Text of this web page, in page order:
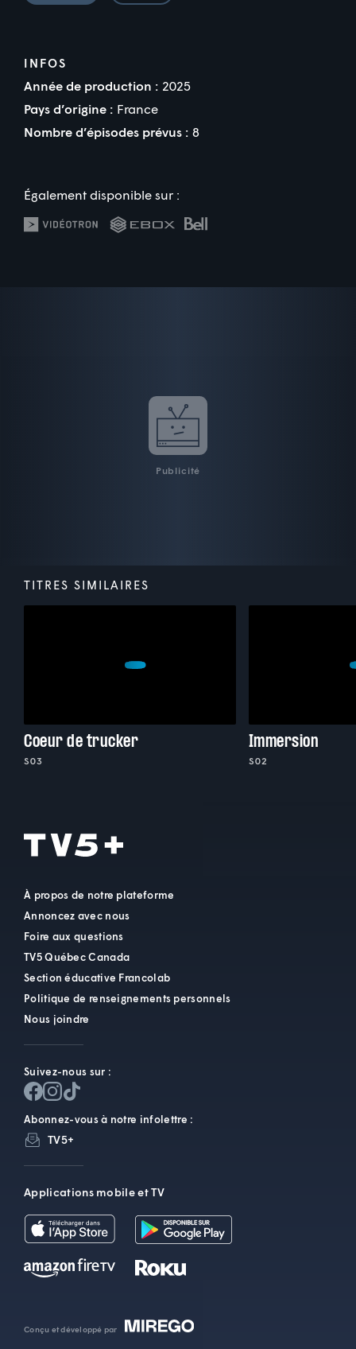
INFOS
Année de production : 2025
Pays d’origine : France
Nombre d’épisodes prévus : 8
Également disponible sur :
Publicité
TITRES SIMILAIRES
Coeur de trucker
S03
Immersion
S02
À propos de notre plateforme
Annoncez avec nous
Foire aux questions
TV5 Québec Canada
Section éducative Francolab
Politique de renseignements personnels
Nous joindre
Suivez-nous sur :
Abonnez-vous à notre infolettre :
TV5+
Applications mobile et TV
Conçu et développé par